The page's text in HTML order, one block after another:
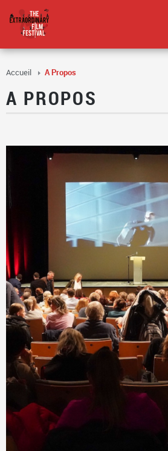
Accueil A Propos
A PROPOS